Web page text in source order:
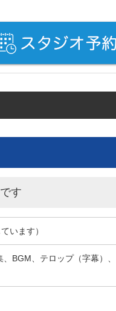
す
います）
BGM、テロップ（字幕）、